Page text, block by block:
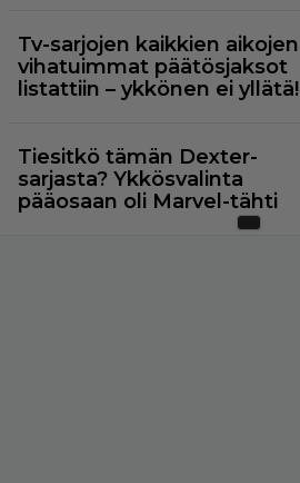
Tv-sarjojen kaikkien aikojen
vihatuimmat päätösjaksot
listattiin – ykkönen ei yllätä!
Tiesitkö tämän Dexter-
sarjasta? Ykkösvalinta
pääosaan oli Marvel-tähti